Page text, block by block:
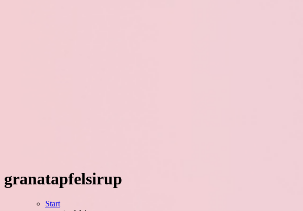
granatapfelsirup
Start